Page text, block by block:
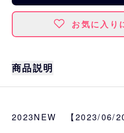
お気に入り
商品説明
タの名前に入っている白
2023NEW 【2023/06/20